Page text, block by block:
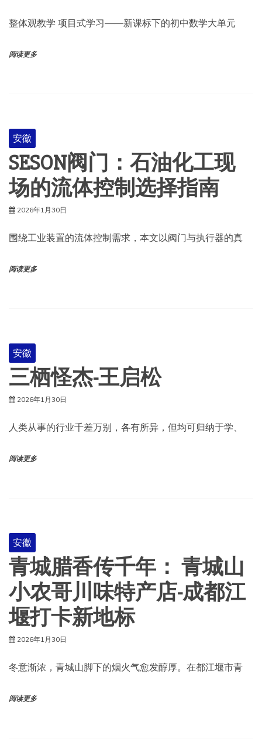
整体观教学 项目式学习——新课标下的初中数学大单元
阅读更多
安徽
SESON阀门：石油化工现
场的流体控制选择指南
2026年1月30日
围绕工业装置的流体控制需求，本文以阀门与执行器的真
阅读更多
安徽
三栖怪杰-王启松
2026年1月30日
人类从事的行业千差万别，各有所异，但均可归纳于学、
阅读更多
安徽
青城腊香传千年： 青城山
小农哥川味特产店-成都江
堰打卡新地标
2026年1月30日
冬意渐浓，青城山脚下的烟火气愈发醇厚。在都江堰市青
阅读更多